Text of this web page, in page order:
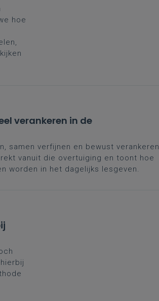
hoe
verankeren in de
samen verfijnen en bewust verankeren
vanuit die overtuiging en toont hoe
worden in het dagelijks lesgeven.